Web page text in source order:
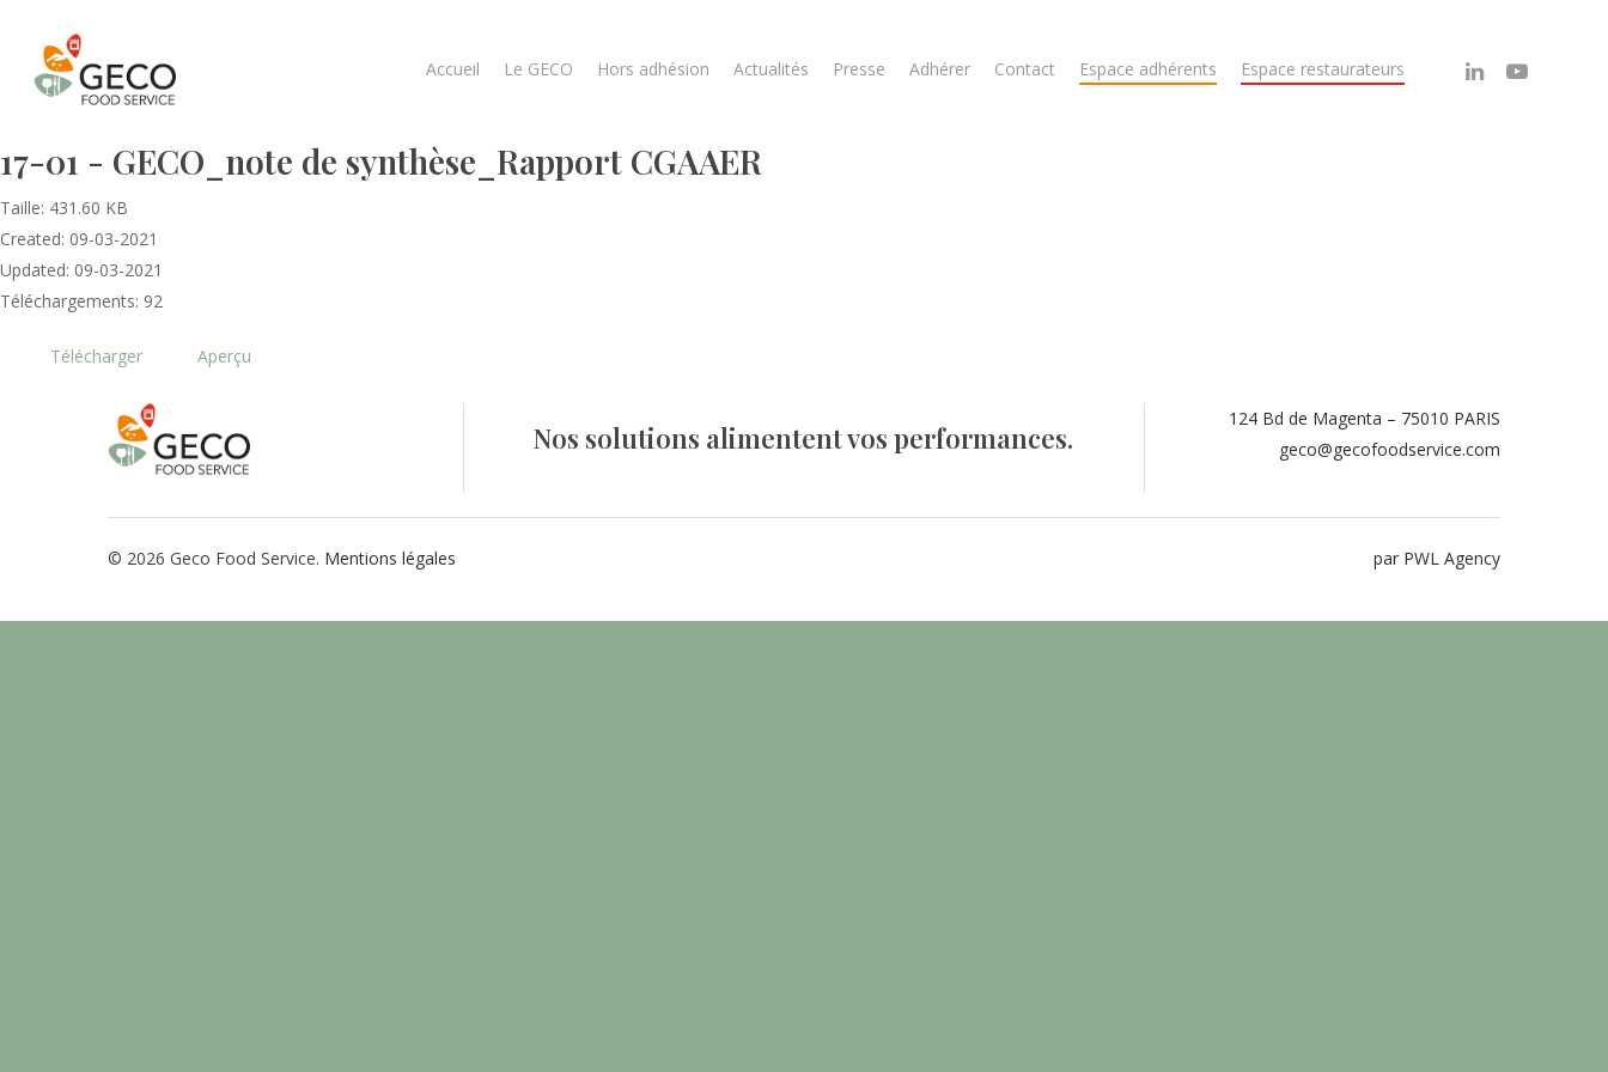
Accueil Le GECO Hors adhésion Actualités Presse Adhérer Contact Espace adhérents Espace restaurateurs
17-01 - GECO_note de synthèse_Rapport CGAAER
Taille: 431.60 KB
Created: 09-03-2021
Updated: 09-03-2021
Téléchargements: 92
Télécharger Aperçu
Nos solutions alimentent vos performances.
124 Bd de Magenta – 75010 PARIS
geco@gecofoodservice.com
© 2026 Geco Food Service. Mentions légales par PWL Agency